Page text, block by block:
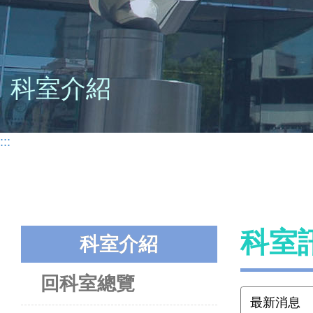
科室介紹
:::
科室介紹
回科室總覽
科室